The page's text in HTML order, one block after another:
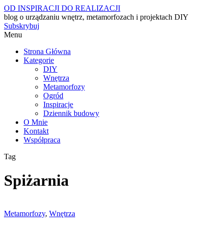
OD INSPIRACJI DO REALIZACJI
blog o urządzaniu wnętrz, metamorfozach i projektach DIY
Subskrybuj
Menu
Strona Główna
Kategorie
DIY
Wnętrza
Metamorfozy
Ogród
Inspiracje
Dziennik budowy
O Mnie
Kontakt
Współpraca
Tag
Spiżarnia
Metamorfozy, Wnętrza